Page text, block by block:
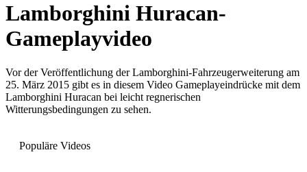
Lamborghini Huracan-
Gameplayvideo
Vor der Veröffentlichung der Lamborghini-Fahrzeugerweiterung am
25. März 2015 gibt es in diesem Video Gameplayeindrücke mit dem
Lamborghini Huracan bei leicht regnerischen
Witterungsbedingungen zu sehen.
Populäre Videos